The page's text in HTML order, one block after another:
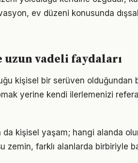
ev düzeni konusunda
uzun vadeli faydaları
kişisel bir serüven olduğundan
yerine kendi ilerlemenizi
da kişisel yaşam; hangi alanda
zemin, farklı alanlarda birbiriyle